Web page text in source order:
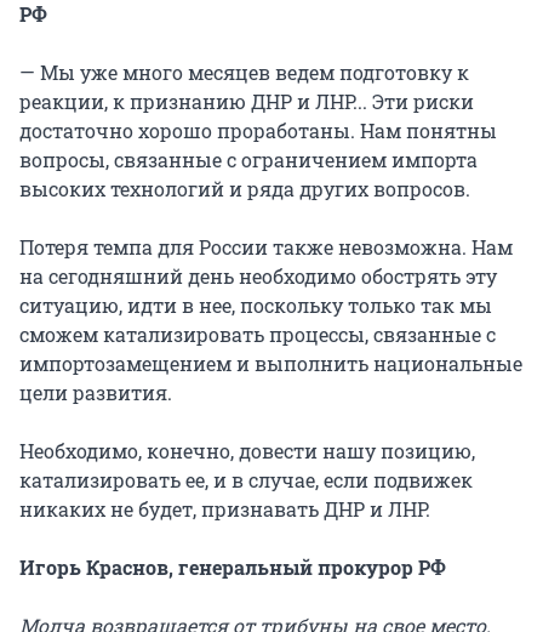
РФ
— Мы уже много месяцев ведем подготовку к
реакции, к признанию ДНР и ЛНР... Эти риски
достаточно хорошо проработаны. Нам понятны
вопросы, связанные с ограничением импорта
высоких технологий и ряда других вопросов.
Потеря темпа для России также невозможна. Нам
на сегодняшний день необходимо обострять эту
ситуацию, идти в нее, поскольку только так мы
сможем катализировать процессы, связанные с
импортозамещением и выполнить национальные
цели развития.
Необходимо, конечно, довести нашу позицию,
катализировать ее, и в случае, если подвижек
никаких не будет, признавать ДНР и ЛНР.
Игорь Краснов, генеральный прокурор РФ
Молча возвращается от трибуны на свое место.